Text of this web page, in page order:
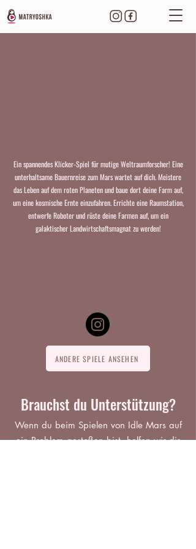
Ein spannendes Klicker-Spiel für mutige Weltraumforscher! Eine
unterhaltsame Bauernreise zum Mars wartet auf dich. Meistere
das Leben auf dem roten Planeten und baue dort deine Farm auf,
um eine kosmische Ernte einzufahren. Errichte eine Raumstation,
entwerfe Roboter und rüste deine Farmen auf, um ein
galaktischer Landwirtschaftsmagnat zu werden!
ANDERE SPIELE ANSEHEN
Brauchst du Unterstützung?
Wenn du beim Spielen von Idle Mars auf
ein Problem gestoßen bist, helfen wir dir